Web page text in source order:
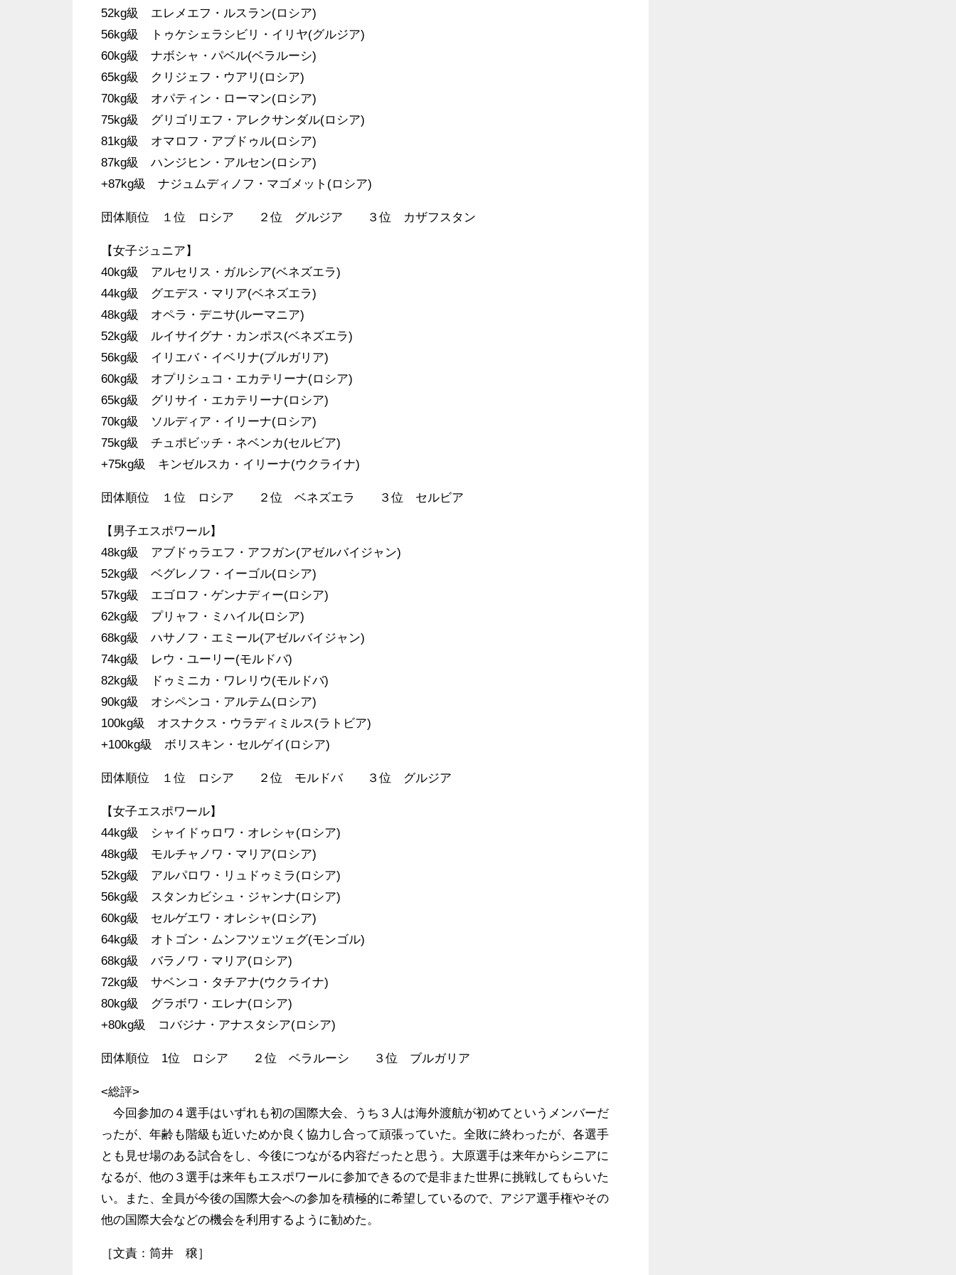
52kg級 エレメエフ・ルスラン(ロシア)
56kg級 トゥケシェラシビリ・イリヤ(グルジア)
60kg級 ナボシャ・パベル(ベラルーシ)
65kg級 クリジェフ・ウアリ(ロシア)
70kg級 オパティン・ローマン(ロシア)
75kg級 グリゴリエフ・アレクサンダル(ロシア)
81kg級 オマロフ・アブドゥル(ロシア)
87kg級 ハンジヒン・アルセン(ロシア)
+87kg級 ナジュムディノフ・マゴメット(ロシア)
団体順位 １位 ロシア ２位 グルジア ３位 カザフスタン
【女子ジュニア】
40kg級 アルセリス・ガルシア(ベネズエラ)
44kg級 グエデス・マリア(ベネズエラ)
48kg級 オペラ・デニサ(ルーマニア)
52kg級 ルイサイグナ・カンポス(ベネズエラ)
56kg級 イリエバ・イベリナ(ブルガリア)
60kg級 オプリシュコ・エカテリーナ(ロシア)
65kg級 グリサイ・エカテリーナ(ロシア)
70kg級 ソルディア・イリーナ(ロシア)
75kg級 チュポビッチ・ネベンカ(セルビア)
+75kg級 キンゼルスカ・イリーナ(ウクライナ)
団体順位 １位 ロシア ２位 ベネズエラ ３位 セルビア
【男子エスポワール】
48kg級 アブドゥラエフ・アフガン(アゼルバイジャン)
52kg級 ベグレノフ・イーゴル(ロシア)
57kg級 エゴロフ・ゲンナディー(ロシア)
62kg級 プリャフ・ミハイル(ロシア)
68kg級 ハサノフ・エミール(アゼルバイジャン)
74kg級 レウ・ユーリー(モルドバ)
82kg級 ドゥミニカ・ワレリウ(モルドバ)
90kg級 オシペンコ・アルテム(ロシア)
100kg級 オスナクス・ウラディミルス(ラトビア)
+100kg級 ボリスキン・セルゲイ(ロシア)
団体順位 １位 ロシア ２位 モルドバ ３位 グルジア
【女子エスポワール】
44kg級 シャイドゥロワ・オレシャ(ロシア)
48kg級 モルチャノワ・マリア(ロシア)
52kg級 アルパロワ・リュドゥミラ(ロシア)
56kg級 スタンカビシュ・ジャンナ(ロシア)
60kg級 セルゲエワ・オレシャ(ロシア)
64kg級 オトゴン・ムンフツェツェグ(モンゴル)
68kg級 バラノワ・マリア(ロシア)
72kg級 サベンコ・タチアナ(ウクライナ)
80kg級 グラボワ・エレナ(ロシア)
+80kg級 コバジナ・アナスタシア(ロシア)
団体順位 1位 ロシア ２位 ベラルーシ ３位 ブルガリア
<総評>
今回参加の４選手はいずれも初の国際大会、うち３人は海外渡航が初めてというメンバーだ
ったが、年齢も階級も近いためか良く協力し合って頑張っていた。全敗に終わったが、各選手
とも見せ場のある試合をし、今後につながる内容だったと思う。大原選手は来年からシニアに
なるが、他の３選手は来年もエスポワールに参加できるので是非また世界に挑戦してもらいた
い。また、全員が今後の国際大会への参加を積極的に希望しているので、アジア選手権やその
他の国際大会などの機会を利用するように勧めた。
［文責：筒井 穣］